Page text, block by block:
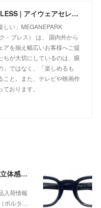
MEGANEPARK BLESS | アイウェアセレクトショップ
しい」MEGANEPARK
・ブレス） は、 国内外から
アを揃え幅広いお客様へご提
ちが大切にしているのは、眼
」ではなく、「楽しめるも
こと。また、テレビや映画作
おります。
【テレビジョンカットによる独特の立体感が個性的なモデル】EFFECTOR（エフェクター） VOLTA（ボルタ） BKが入荷！
入荷情報
ボルタ…